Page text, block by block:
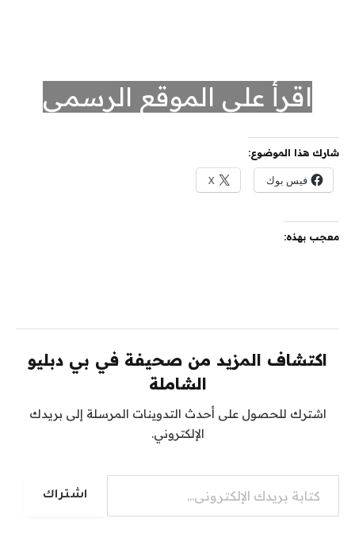
اقرأ على الموقع الرسمي
شارك هذا الموضوع:
فيس بوك X
معجب بهذه:
اكتشاف المزيد من صحيفة في بي دبليو
الشاملة
اشترك للحصول على أحدث التدوينات المرسلة إلى بريدك
الإلكتروني.
كتابة بريدك الإلكتروني...
اشتراك